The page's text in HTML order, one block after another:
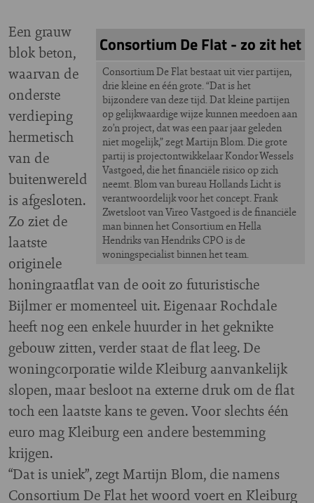
Consortium De Flat - zo zit het
Consortium De Flat bestaat uit vier partijen,
drie kleine en één grote. “Dat is het
bijzondere van deze tijd. Dat kleine partijen
op gelijkwaardige wijze kunnen meedoen aan
zo’n project, dat was een paar jaar geleden
niet mogelijk,” zegt Martijn Blom. Die grote
partij is projectontwikkelaar Kondor Wessels
Vastgoed, die het financiële risico op zich
neemt. Blom van bureau Hollands Licht is
verantwoordelijk voor het concept. Frank
Zwetsloot van Vireo Vastgoed is de financiële
man binnen het Consortium en Hella
Hendriks van Hendriks CPO is de
woningspecialist binnen het team.
Een grauw
blok beton,
waarvan de
onderste
verdieping
hermetisch
van de
buitenwereld
is afgesloten.
Zo ziet de
laatste
originele
honingraatflat van de ooit zo futuristische
Bijlmer er momenteel uit. Eigenaar Rochdale
heeft nog een enkele huurder in het geknikte
gebouw zitten, verder staat de flat leeg. De
woningcorporatie wilde Kleiburg aanvankelijk
slopen, maar besloot na externe druk om de flat
toch een laatste kans te geven. Voor slechts één
euro mag Kleiburg een andere bestemming
krijgen.
“Dat is uniek”, zegt Martijn Blom, die namens
Consortium De Flat het woord voert en Kleiburg